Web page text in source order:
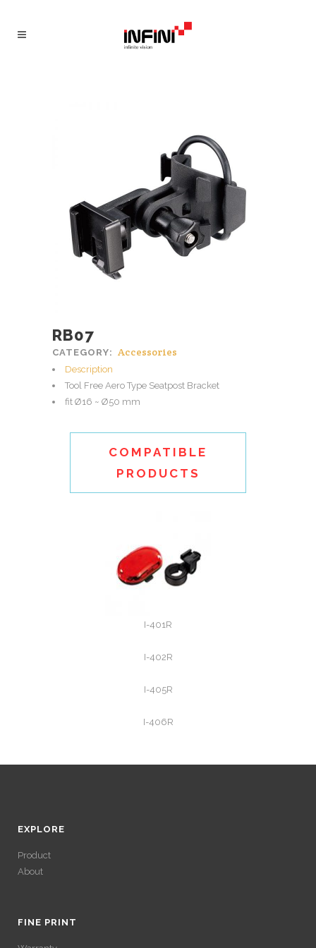
RB07
CATEGORY: Accessories
Description
Tool Free Aero Type Seatpost Bracket
fit Ø16 ~ Ø50 mm
COMPATIBLE
PRODUCTS
I-401R
I-402R
I-405R
I-406R
EXPLORE
Product
About
GAINS SANS
FINE PRINT